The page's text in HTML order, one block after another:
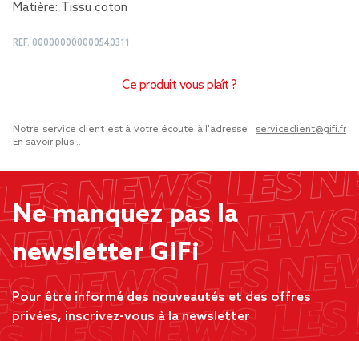
Matière: Tissu coton
REF. 000000000000540311
Ce produit vous plaît ?
Notre service client est à votre écoute à l'adresse : serviceclient@gifi.fr
En savoir plus...
Ne manquez pas la
newsletter GiFi
Pour être informé des nouveautés et des offres
privées, inscrivez-vous à la newsletter